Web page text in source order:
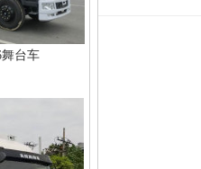
台车